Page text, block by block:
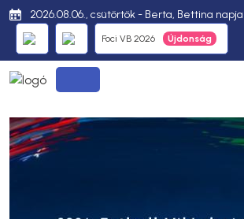
2026.08.06., csütörtök - Berta, Bettina napja
Foci VB 2026